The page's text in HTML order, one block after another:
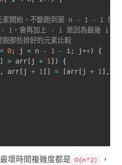
素開始，不斷跑到第 n - 1 - i 個
，會再加上 - i 是因為最後 i 個元
那些排好的元素比較
= 0; j < n - 1 - i; j++)
{
] > arr[ j + 1] )
{
, arr[ j + 1] ] = [arr[ j + 1] ,
壞時間複雜度都是 O(n^2)
，